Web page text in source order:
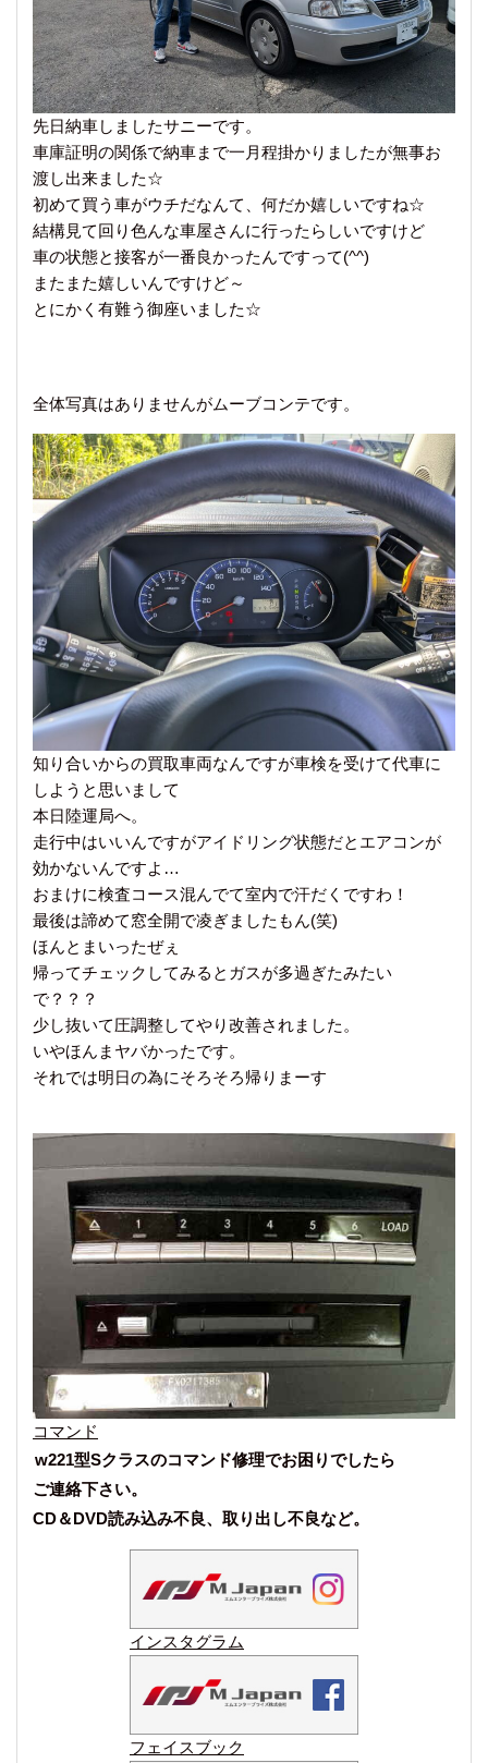
先日納車しましたサニーです。
車庫証明の関係で納車まで一月程掛かりましたが無事お
渡し出来ました☆
初めて買う車がウチだなんて、何だか嬉しいですね☆
結構見て回り色んな車屋さんに行ったらしいですけど
車の状態と接客が一番良かったんですって(^^)
またまた嬉しいんですけど～
とにかく有難う御座いました☆
全体写真はありませんがムーブコンテです。
知り合いからの買取車両なんですが車検を受けて代車に
しようと思いまして
本日陸運局へ。
走行中はいいんですがアイドリング状態だとエアコンが
効かないんですよ…
おまけに検査コース混んでて室内で汗だくですわ！
最後は諦めて窓全開で凌ぎましたもん(笑)
ほんとまいったぜぇ
帰ってチェックしてみるとガスが多過ぎたみたい
で？？？
少し抜いて圧調整してやり改善されました。
いやほんまヤバかったです。
それでは明日の為にそろそろ帰りまーす
コマンド
w221型Sクラスのコマンド修理でお困りでしたら
ご連絡下さい。
CD＆DVD読み込み不良、取り出し不良など。
インスタグラム
フェイスブック